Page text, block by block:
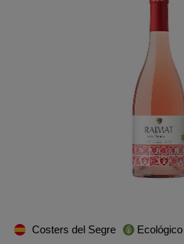
Costers del Segre Ecológico